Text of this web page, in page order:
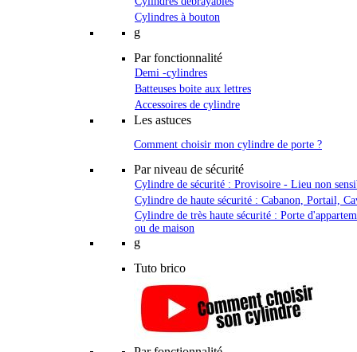
Cylindres à bouton
g
Par fonctionnalité
Demi -cylindres
Batteuses boite aux lettres
Accessoires de cylindre
Les astuces
Comment choisir mon cylindre de porte ?
Par niveau de sécurité
Cylindre de sécurité : Provisoire - Lieu non
Cylindre de haute sécurité : Cabanon, Portail,
Cylindre de très haute sécurité : Porte
ou de maison
g
Tuto brico